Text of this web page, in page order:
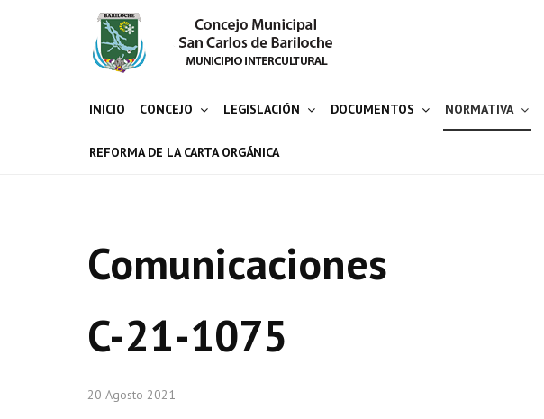
INICIO CONCEJO LEGISLACIÓN DOCUMENTOS NORMATIVA
REFORMA DE LA CARTA ORGÁNICA
Comunicaciones
C-21-1075
20 Agosto 2021